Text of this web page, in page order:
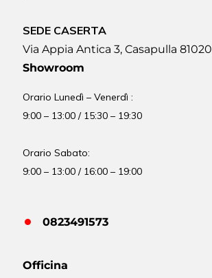
SEDE CASERTA
Via Appia Antica 3, Casapulla 81020
Showroom
Orario Lunedì – Venerdì :
9:00 – 13:00 / 15:30 – 19:30
Orario Sabato:
9:00 – 13:00 / 16:00 – 19:00
0823491573
Officina